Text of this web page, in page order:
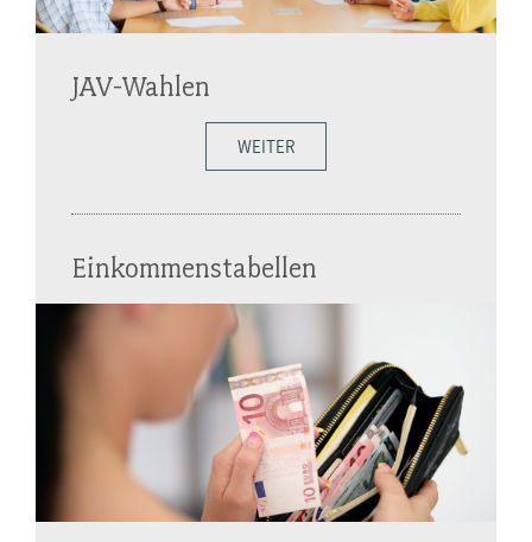
JAV-Wahlen
WEITER
Einkommenstabellen